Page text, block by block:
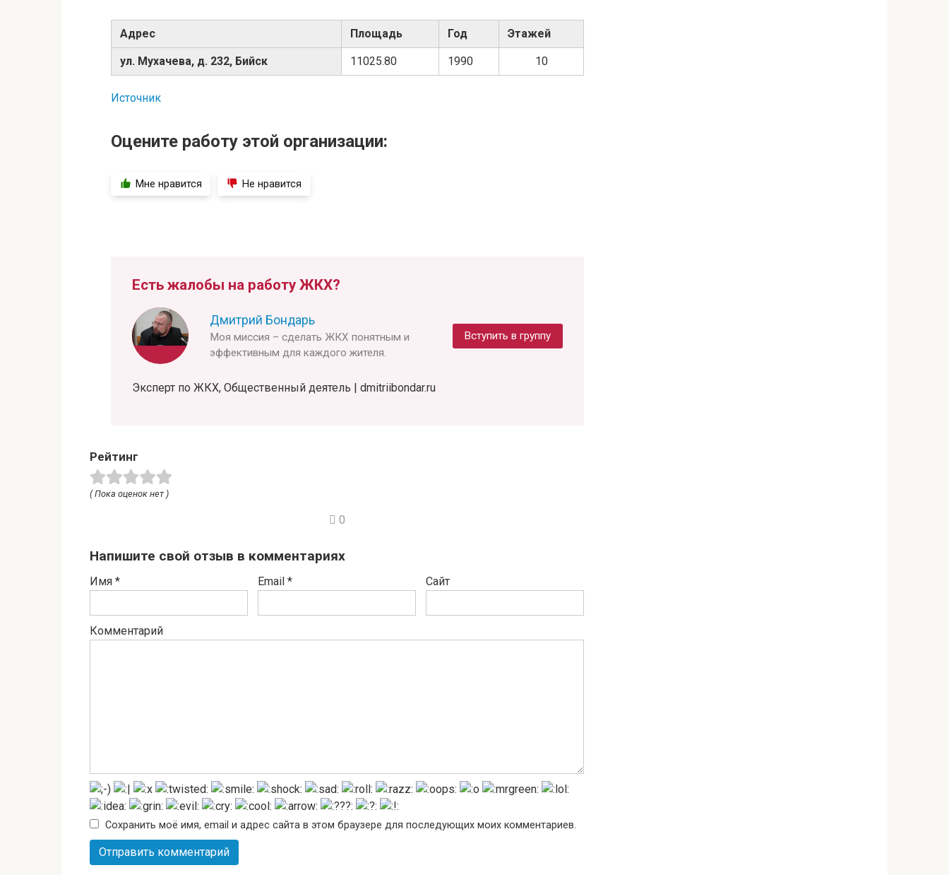
Адрес Площадь Год Этажей
ул. Мухачева, д. 232, Бийск 11025.80 1990 10
Источник
Оцените работу этой организации:
Мне нравится Не нравится
Есть жалобы на работу ЖКХ?
Дмитрий Бондарь
Моя миссия – сделать ЖКХ понятным и
эффективным для каждого жителя.
Вступить в группу
Эксперт по ЖКХ, Общественный деятель | dmitriibondar.ru
Рейтинг
( Пока оценок нет )
0
Напишите свой отзыв в комментариях
Имя * Email * Сайт
Комментарий
Сохранить моё имя, email и адрес сайта в этом браузере для последующих моих комментариев.